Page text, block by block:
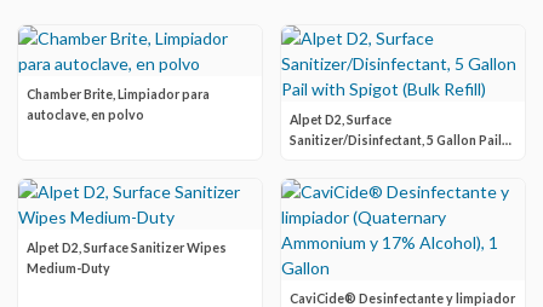
Chamber Brite, Limpiador para
autoclave, en polvo
Alpet D2, Surface
Sanitizer/Disinfectant, 5 Gallon Pail
Alpet D2, Surface Sanitizer Wipes
Medium-Duty
CaviCide® Desinfectante y limpiador